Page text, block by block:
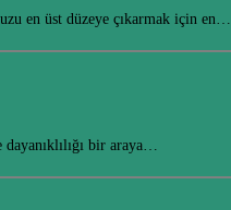
en üst düzeye çıkarmak için en…
bir araya…